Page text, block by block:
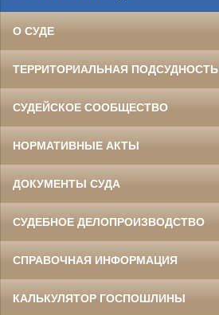
О СУДЕ
ТЕРРИТОРИАЛЬНАЯ ПОДСУДНОСТЬ
СУДЕЙСКОЕ СООБЩЕСТВО
НОРМАТИВНЫЕ АКТЫ
ДОКУМЕНТЫ СУДА
СУДЕБНОЕ ДЕЛОПРОИЗВОДСТВО
СПРАВОЧНАЯ ИНФОРМАЦИЯ
КАЛЬКУЛЯТОР ГОСПОШЛИНЫ